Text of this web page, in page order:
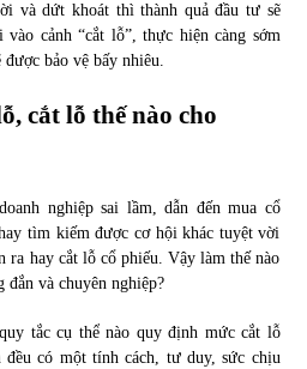
tiền điện tử sau ngày thị trường lập kỷ lục
chạy nhất tháng 9/2021
và dứt khoát thì thành quả đầu tư sẽ
cảnh “cắt lỗ”, thực hiện càng sớm
bảo vệ bấy nhiêu.
cắt lỗ thế nào cho
nghiệp sai lầm, dẫn đến mua cổ
tìm kiếm được cơ hội khác tuyệt vời
ra hay cắt lỗ cổ phiếu. Vậy làm thế nào
đắn và chuyên nghiệp?
tắc cụ thể nào quy định mức cắt lỗ
có một tính cách, tư duy, sức chịu